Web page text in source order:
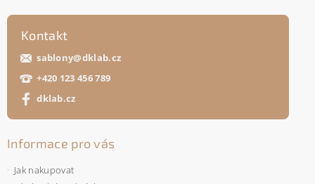
Kontakt
sablony@dklab.cz
+420 123 456 789
dklab.cz
Informace pro vás
Jak nakupovat